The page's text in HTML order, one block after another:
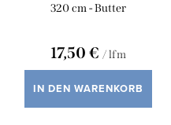
320 cm - Butter
17,50 € / lfm
IN DEN WARENKORB